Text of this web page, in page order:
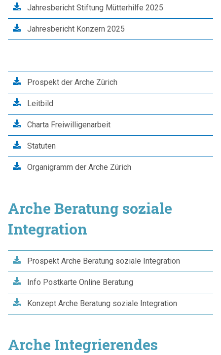
Jahresbericht Stiftung Mütterhilfe 2025
Jahresbericht Konzern 2025
Prospekt der Arche Zürich
Leitbild
Charta Freiwilligenarbeit
Statuten
Organigramm der Arche Zürich
Arche Beratung soziale
Integration
Prospekt Arche Beratung soziale Integration
Info Postkarte Online Beratung
Konzept Arche Beratung soziale Integration
Arche Integrierendes